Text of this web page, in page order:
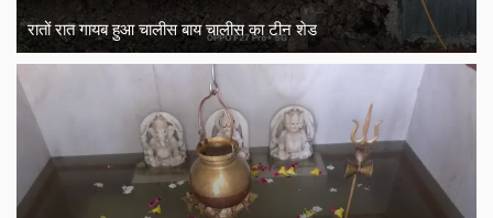
रातों रात गायब हुआ चालीस बाय चालीस का टीन शेड